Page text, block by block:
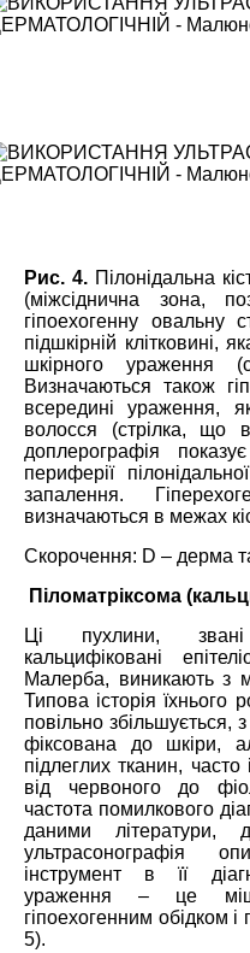
Рис. 4.Пілонідальна
(міжсіднична зона,
гіпоехогенну овальну
підшкірній клітковині,
шкірного ураження
Визначаються також
всередині ураження,
волосся (стрілка, що
доплерографія
периферії
запалення.
визначаються в межах
Скорочення: D – дерма
Піломатріксома
Ці пухлини, звані
кальцифіковані
Малерба, виникають з
Типова історія їхнього
повільно збільшується,
фіксована до шкіри,
підлеглих тканин,
від червоного до
частота помилкового
даними літератури,
ультрасонографія
інструмент в її
ураження – це
гіпоехогенним обідком
5).